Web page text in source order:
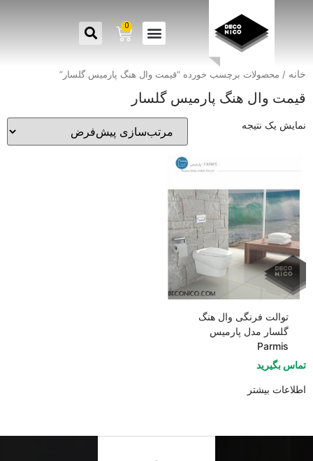
0
خانه / محصولات برچسب خورده “قیمت وال هنگ پارمیس گلسار”
قیمت وال هنگ پارمیس گلسار
نمایش یک نتیجه
توالت فرنگی وال هنگ
گلسار مدل پارمیس
Parmis
تماس بگیرید
اطلاعات بیشتر